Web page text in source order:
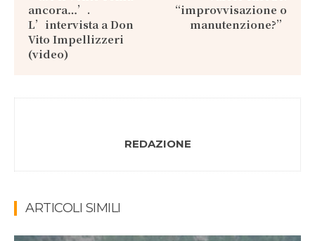
ancora…’.
L’intervista a Don
Vito Impellizzeri
(video)
“improvvisazione o
manutenzione?”
REDAZIONE
ARTICOLI SIMILI